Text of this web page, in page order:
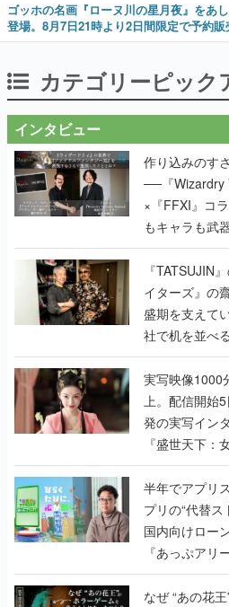
ゴッホの名画『ローヌ川の星月夜』をあ
登場。8月7日21時より2日間限定で予約販
カテゴリーピック
インタビュー
作り込みのす
──『Wizardry
×『FFXI』コ
もキャラも武
で作り込まれ
く
『TATSUJIN
イターズ』の
盛期を支えて
社で机を並べ
『TATSUJIN
んだレジェン
実写映像1000
上。配信開始
発の実写イン
『盛世天下：
うこだわりを
半年でアプリスト
プリの“代替
国内向けロー
『あっぷアリ
てみた
なぜ “あの花